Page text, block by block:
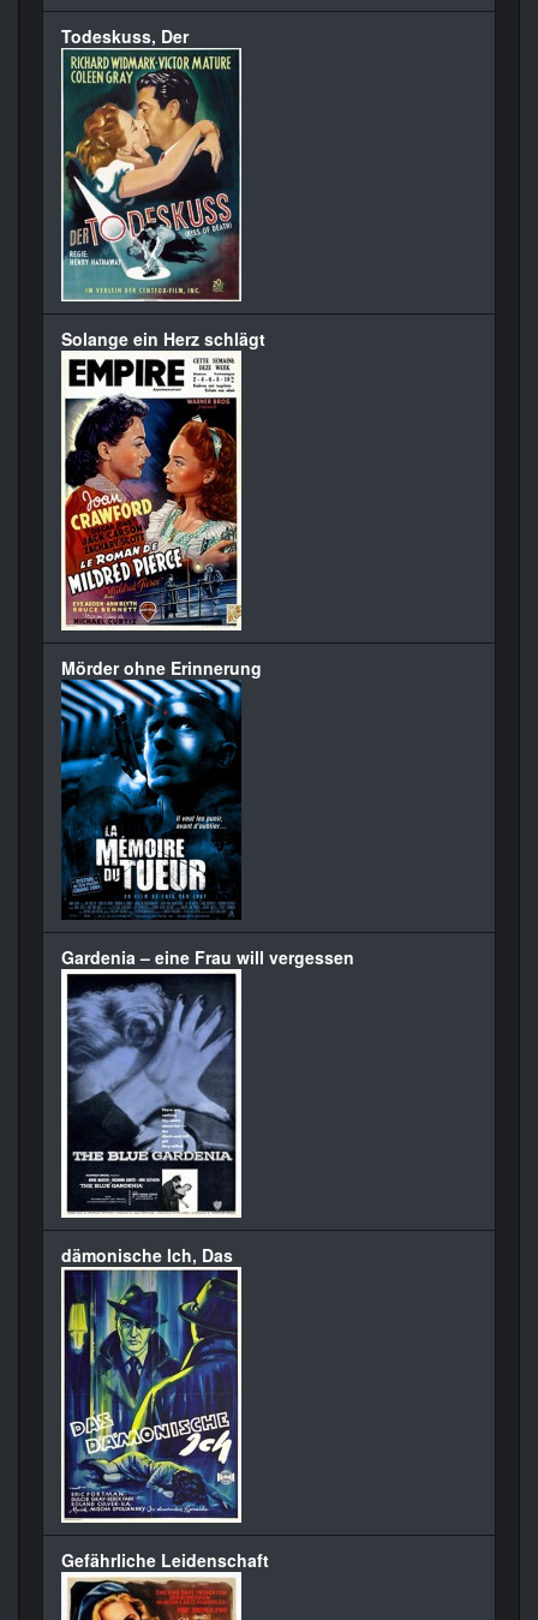
Todeskuss, Der
Solange ein Herz schlägt
Mörder ohne Erinnerung
Gardenia – eine Frau will vergessen
dämonische Ich, Das
Gefährliche Leidenschaft